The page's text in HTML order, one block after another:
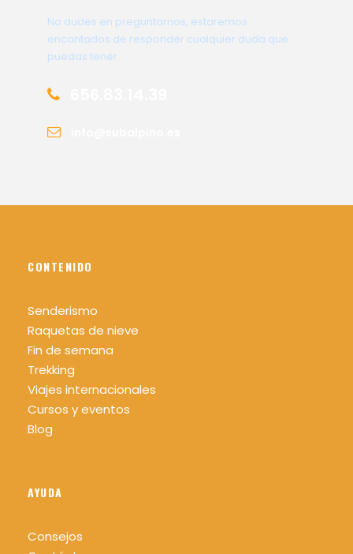
No dudes en preguntarnos, estaremos
encantados de responder cualquier duda que
puedas tener
CONTENIDO
Senderismo
Raquetas de nieve
Fin de semana
Trekking
Viajes internacionales
Cursos y eventos
Blog
AYUDA
Consejos